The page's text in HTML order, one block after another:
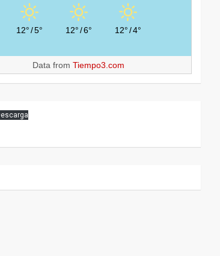
12°/5° 12°/6° 12°/4°
Data fromTiempo3.com